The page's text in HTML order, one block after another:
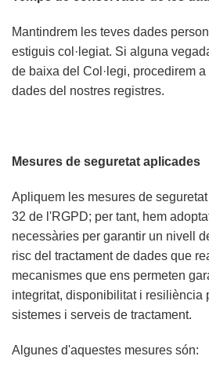
Mantindrem les teves dades
estiguis col·legiat. Si alguna
de baixa del Col·legi, procedirem
dades del nostres registres.
Mesures de seguretat aplicades
Apliquem les mesures de
32 de l'RGPD; per tant, hem
necessàries per garantir un nivell
risc del tractament de dades que
mecanismes que ens permeten
integritat, disponibilitat i resiliència
sistemes i serveis de tractament.
Algunes d'aquestes mesures són: